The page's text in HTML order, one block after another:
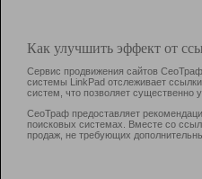
Как улучшить эффект от
Сервис продвижения сайтов
системы LinkPad отслеживает
систем, что позволяет существенно
СеоТраф предоставляет
поисковых системах. Вместе со
продаж, не требующих